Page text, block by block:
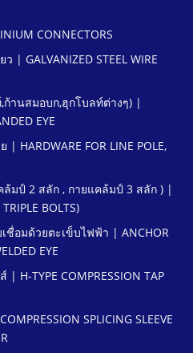
CONNECTORS
| GALVANIZED STEEL WIRE
ก้านสมอบก,ฮุกโบลท์ต่างๆ) |
EYE
HARDWARE FOR LINE POLE,
มป์ 2 สลัก , กายแคล้มป์ 3 สลัก ) |
BOLTS)
ชื่อมด้วยตะเข็บไฟฟ้า | ANCHOR
EYE
H-TYPE COMPRESSION TAP
SPLICING SLEEVE